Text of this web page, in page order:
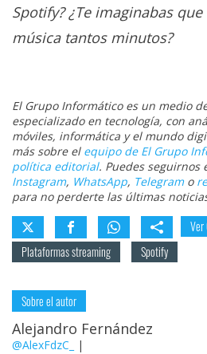
Spotify? ¿Te imaginabas
música tantos minutos?
El Grupo Informático es un medio
especializado en tecnología, con
móviles, informática y el mundo
más sobre el equipo de El Grupo
política editorial. Puedes seguirnos
Instagram, WhatsApp, Telegramo
para no perderte las últimas
Ver
Plataformas streaming
Spotify
Sobre el autor
Alejandro Fernández
@AlexFdzC_ |